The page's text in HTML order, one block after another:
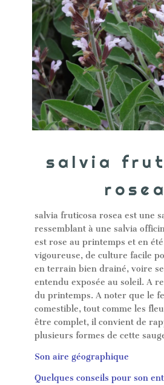
salvia
rosea
salvia fruticosa rosea est une
ressemblant à une salvia
est rose au printemps et en
vigoureuse, de culture facile
en terrain bien drainé, voire
entendu exposée au soleil. A
du printemps. A noter que le
comestible, tout comme les
être complet, il convient de
plusieurs formes de cette
Son aire géographique
Quelques conseils pour son